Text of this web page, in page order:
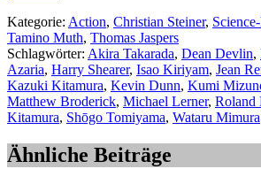
Kategorie: Action, Christian Steiner,
Tamino Muth, Thomas Jaspers
Schlagwörter: Akira Takarada, Dean Devlin,
Azaria, Harry Shearer, Isao Kiriyam, Jean
Kazuki Kitamura, Kevin Dunn, Kumi
Matthew Broderick, Michael Lerner, Roland
Kitamura, Shōgo Tomiyama, Wataru Mimura
Ähnliche Beiträge